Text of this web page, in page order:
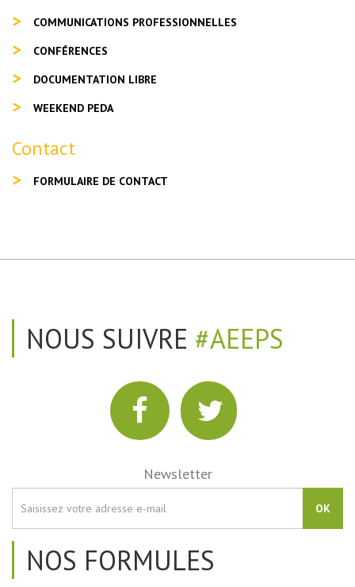
COMMUNICATIONS PROFESSIONNELLES
CONFÉRENCES
DOCUMENTATION LIBRE
WEEKEND PEDA
Contact
FORMULAIRE DE CONTACT
NOUS SUIVRE #AEEPS
Newsletter
OK
NOS FORMULES